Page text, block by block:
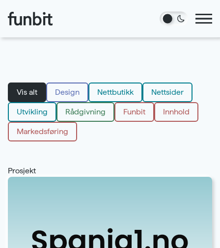
Tjenester
Samarbeidspartnere
Kontakt
Vis alt Design Nettbutikk Nettsider
Utvikling Rådgivning Funbit Innhold
Markedsføring
Prosjekt